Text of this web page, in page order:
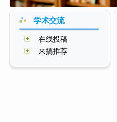
学术交流
在线投稿
来搞推荐